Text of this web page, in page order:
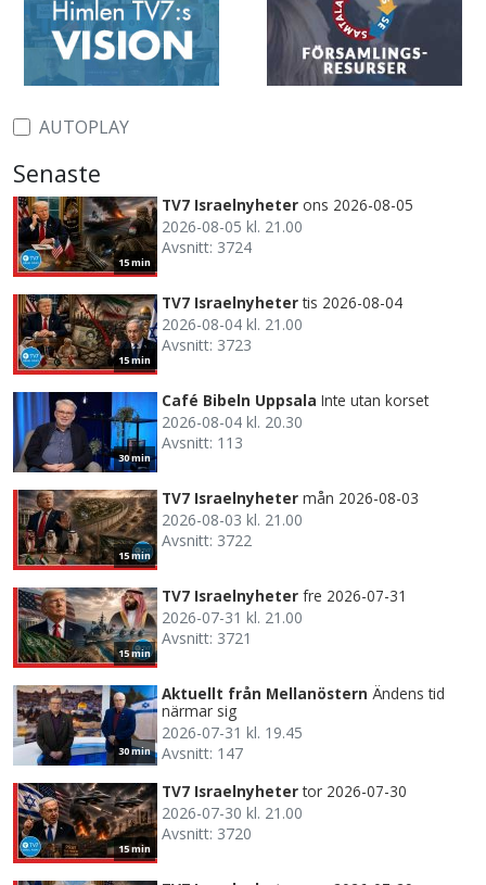
AUTOPLAY
Senaste
15 min
TV7 Israelnyheter ons 2026-08-05
2026-08-05 kl. 21.00
Avsnitt: 3724
15 min
TV7 Israelnyheter tis 2026-08-04
2026-08-04 kl. 21.00
Avsnitt: 3723
30 min
Café Bibeln Uppsala Inte utan korset
2026-08-04 kl. 20.30
Avsnitt: 113
15 min
TV7 Israelnyheter mån 2026-08-03
2026-08-03 kl. 21.00
Avsnitt: 3722
15 min
TV7 Israelnyheter fre 2026-07-31
2026-07-31 kl. 21.00
Avsnitt: 3721
30 min
Aktuellt från Mellanöstern Ändens tid
närmar sig
2026-07-31 kl. 19.45
Avsnitt: 147
15 min
TV7 Israelnyheter tor 2026-07-30
2026-07-30 kl. 21.00
Avsnitt: 3720